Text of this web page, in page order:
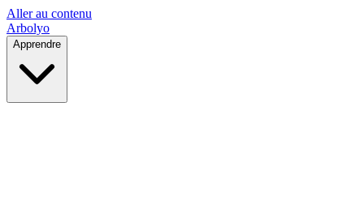
Aller au contenu
Arbolyo
Apprendre